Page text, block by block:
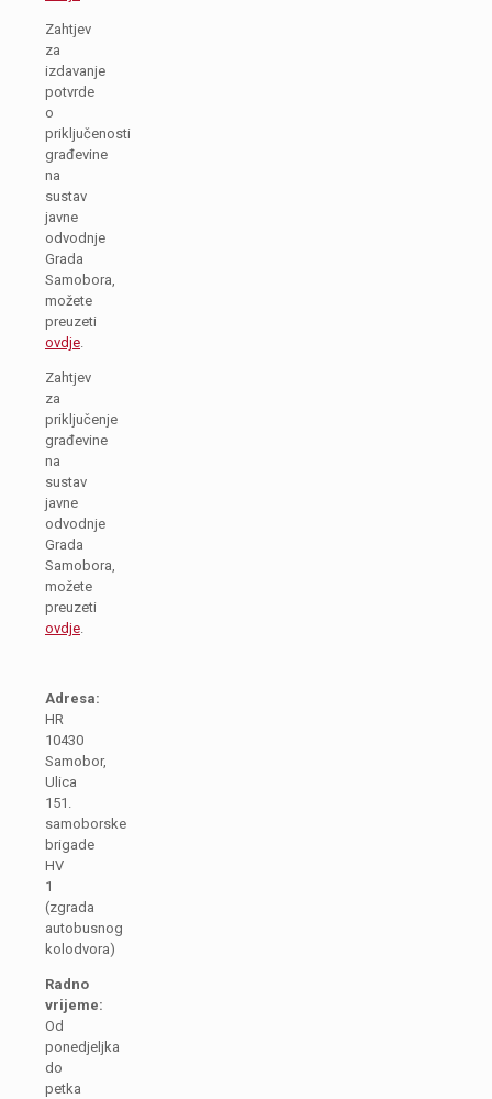
Zahtjev
za
izdavanje
potvrde
o
priključenosti
građevine
na
sustav
javne
odvodnje
Grada
Samobora,
možete
preuzeti
ovdje.
Zahtjev
za
priključenje
građevine
na
sustav
javne
odvodnje
Grada
Samobora,
možete
preuzeti
ovdje.
Adresa:
HR
10430
Samobor,
Ulica
151.
samoborske
brigade
HV
1
(zgrada
autobusnog
kolodvora)
Radno
vrijeme:
Od
ponedjeljka
do
petka